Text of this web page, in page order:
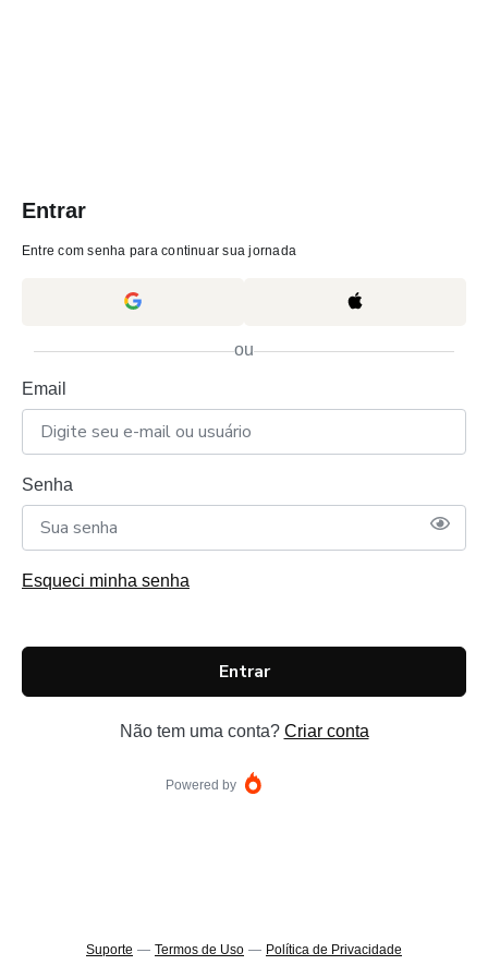
Entrar
Entre com senha para continuar sua jornada
ou
Email
Senha
Esqueci minha senha
Entrar
Não tem uma conta? Criar conta
Powered by
Suporte — Termos de Uso — Política de Privacidade